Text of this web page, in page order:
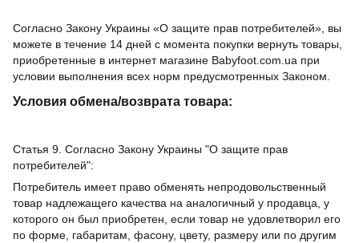
Согласно Закону Украины «О защите прав потребителей», вы
можете в течение 14 дней с момента покупки вернуть товары,
приобретенные в интернет магазине Babyfoot.com.ua при
условии выполнения всех норм предусмотренных Законом.
Условия обмена/возврата товара:
Статья 9. Согласно Закону Украины "О защите прав
потребителей":
Потребитель имеет право обменять непродовольственный
товар надлежащего качества на аналогичный у продавца, у
которого он был приобретен, если товар не удовлетворил его
по форме, габаритам, фасону, цвету, размеру или по другим